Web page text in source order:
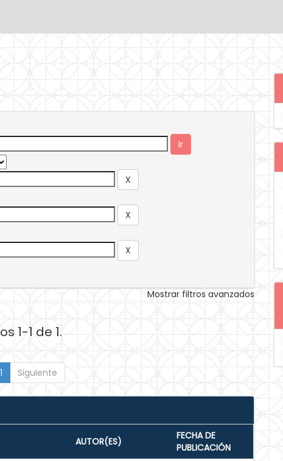
Mostrar filtros avanzados
1-1 de 1.
1 Siguiente
AUTOR(ES)
FECHA DE
PUBLICACIÓN